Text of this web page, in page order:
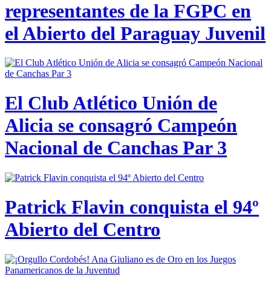
representantes de la FGPC en
el Abierto del Paraguay Juvenil
El Club Atlético Unión de
Alicia se consagró Campeón
Nacional de Canchas Par 3
Patrick Flavin conquista el 94º
Abierto del Centro